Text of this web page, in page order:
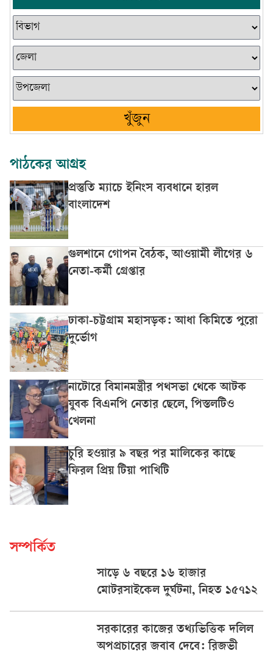
খুঁজুন
পাঠকের আগ্রহ
প্রস্তুতি ম্যাচে ইনিংস ব্যবধানে হারল
বাংলাদেশ
গুলশানে গোপন বৈঠক, আওয়ামী লীগের ৬
নেতা-কর্মী গ্রেপ্তার
ঢাকা-চট্টগ্রাম মহাসড়ক: আধা কিমিতে পুরো
দুর্ভোগ
নাটোরে বিমানমন্ত্রীর পথসভা থেকে আটক
যুবক বিএনপি নেতার ছেলে, পিস্তলটিও
খেলনা
চুরি হওয়ার ৯ বছর পর মালিকের কাছে
ফিরল প্রিয় টিয়া পাখিটি
সম্পর্কিত
সাড়ে ৬ বছরে ১৬ হাজার
মোটরসাইকেল দুর্ঘটনা, নিহত ১৫৭১২
সরকারের কাজের তথ্যভিত্তিক দলিল
অপপ্রচারের জবাব দেবে: রিজভী